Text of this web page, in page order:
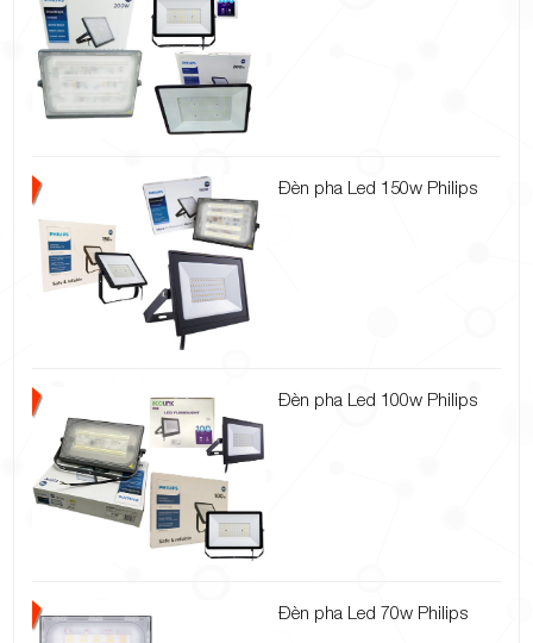
Đèn pha Led 150w Philips
Đèn pha Led 100w Philips
Đèn pha Led 70w Philips